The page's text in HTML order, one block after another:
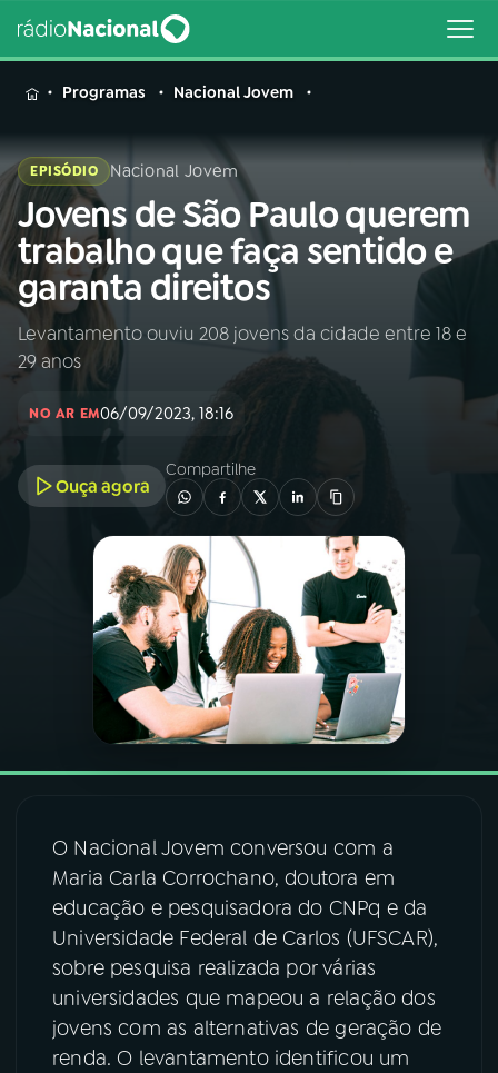
MENU
Buscar
na
Rádio
Nacional
Buscar
AO VIVO
INÍCIO
A RÁDIO
PROGRAMAÇÃO
PROGRAMAS
PODCASTS
06VIDEOCASTS
07 ÚLTIMAS
08 FESTIVAL DE MÚSICA
ACOMPANHE A RÁDIO NACIONAL
YouTube Facebook
Programas Nacional Jovem
EPISÓDIO Nacional Jovem
Jovens de São Paulo querem
trabalho que faça sentido e
garanta direitos
Levantamento ouviu 208 jovens da cidade entre 18 e
29 anos
NO AR EM06/09/2023, 18:16
Ouça agora
Compartilhe
O Nacional Jovem conversou com a
Maria Carla Corrochano, doutora em
educação e pesquisadora do CNPq e da
Universidade Federal de Carlos (UFSCAR),
sobre pesquisa realizada por várias
universidades que mapeou a relação dos
jovens com as alternativas de geração de
renda. O levantamento identificou um